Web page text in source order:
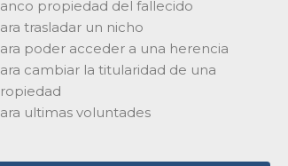
propiedad del fallecido
trasladar un nicho
poder acceder a una herencia
cambiar la titularidad de una
ultimas voluntades